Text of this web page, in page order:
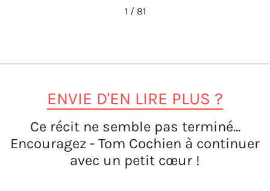
1 / 81
ENVIE D'EN LIRE PLUS ?
Ce récit ne semble pas terminé...
Encouragez - Tom Cochien à continuer
avec un petit cœur !